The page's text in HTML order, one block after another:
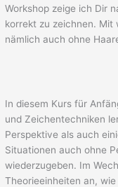
Workshop zeige ich Dir
korrekt zu zeichnen. Mit
nämlich auch ohne
In diesem Kurs für
und Zeichentechniken
Perspektive als auch
Situationen auch ohne
wiederzugeben. Im
Theorieeinheiten an,